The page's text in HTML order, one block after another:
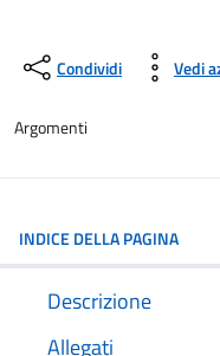
Condividi Vedi
Argomenti
INDICE DELLA PAGINA
Descrizione
Allegati